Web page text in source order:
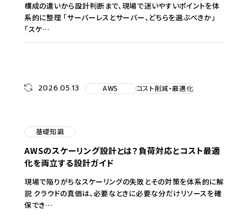
構成の違いから設計判断まで、現場で迷いやすいポイントを体
系的に整理 「サーバーレスとサーバー、どちらを選ぶべきか」
「スケ…
2026.05.13 AWS コスト削減・最適化
基礎知識
AWSのスケーリング設計とは？負荷対応とコスト最適
化を両立する設計ガイド
現場で陥りがちなスケーリングの失敗とその対策を体系的に解
説 クラウドの真価は、必要なときに必要な分だけリソースを確
保でき…